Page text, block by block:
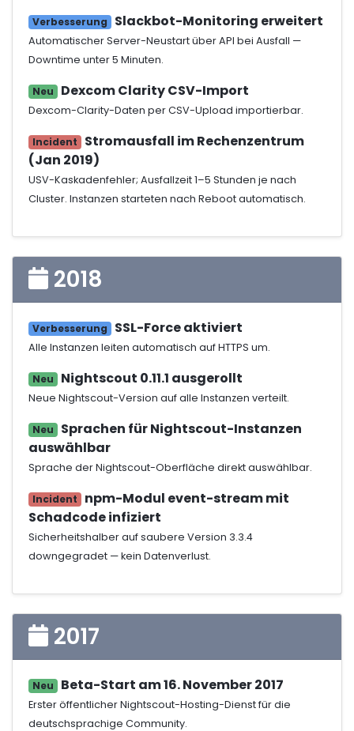
Verbesserung Slackbot-Monitoring erweitert
Automatischer Server-Neustart über API bei Ausfall —
Downtime unter 5 Minuten.
Neu Dexcom Clarity CSV-Import
Dexcom-Clarity-Daten per CSV-Upload importierbar.
Incident
Stromausfall im Rechenzentrum
(Jan 2019)
USV-Kaskadenfehler; Ausfallzeit 1–5 Stunden je nach
Cluster. Instanzen starteten nach Reboot automatisch.
2018
Verbesserung SSL-Force aktiviert
Alle Instanzen leiten automatisch auf HTTPS um.
Neu Nightscout 0.11.1 ausgerollt
Neue Nightscout-Version auf alle Instanzen verteilt.
Neu
Sprachen für Nightscout-Instanzen
auswählbar
Sprache der Nightscout-Oberfläche direkt auswählbar.
Incident
npm-Modul event-stream mit
Schadcode infiziert
Sicherheitshalber auf saubere Version 3.3.4
downgegradet — kein Datenverlust.
2017
Neu Beta-Start am 16. November 2017
Erster öffentlicher Nightscout-Hosting-Dienst für die
deutschsprachige Community.